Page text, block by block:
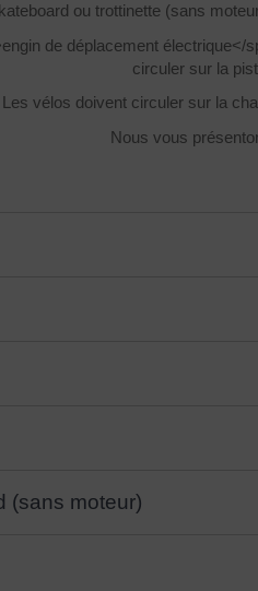
ou trottinette (sans
de déplacement
circuler sur la
Les vélos doivent circuler sur la
Nous vous
(sans moteur)